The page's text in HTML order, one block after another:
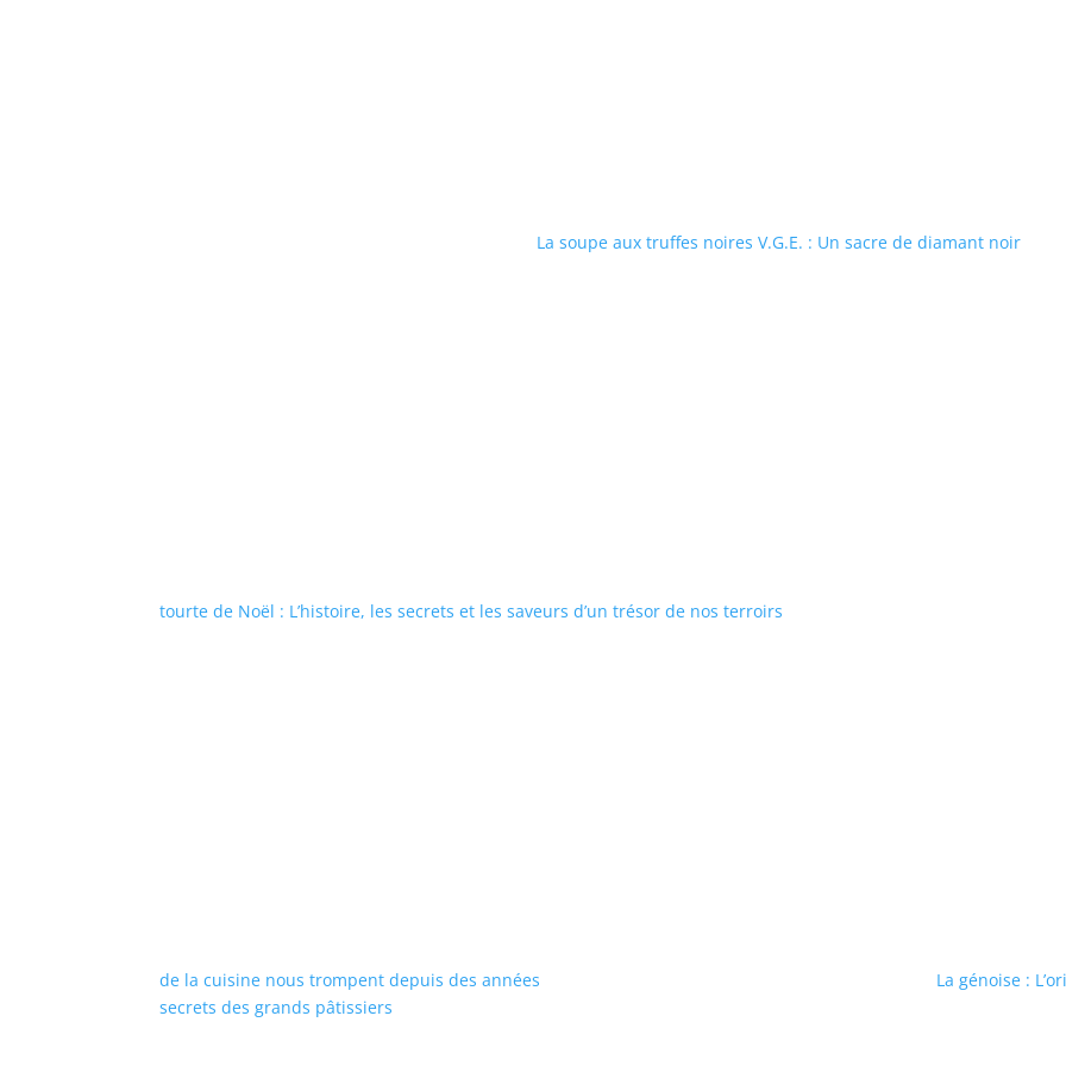
La soupe aux truffes noires V.G.E. : Un sacre de diamant noir
tourte de Noël : L’histoire, les secrets et les saveurs d’un trésor de nos terroirs
de la cuisine nous trompent depuis des années
La génoise :
secrets des grands pâtissiers